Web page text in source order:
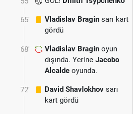
65' Vladislav Bragin sarı kart
gördü
68' Vladislav Bragin oyun
dışında. Yerine Jacobo
Alcalde oyunda.
72' David Shavlokhov sarı
kart gördü